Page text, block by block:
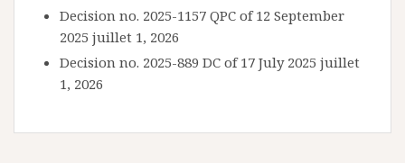
Decision no. 2025-1157 QPC of 12 September
2025 juillet 1, 2026
Decision no. 2025-889 DC of 17 July 2025 juillet
1, 2026